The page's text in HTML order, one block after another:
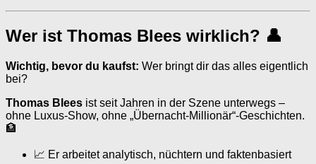
Wer ist Thomas Blees wirklich? 👤
Wichtig, bevor du kaufst: Wer bringt dir das alles eigentlich
bei?
Thomas Blees ist seit Jahren in der Szene unterwegs –
ohne Luxus-Show, ohne „Übernacht-Millionär“-Geschichten.
🏦
📈 Er arbeitet analytisch, nüchtern und faktenbasiert